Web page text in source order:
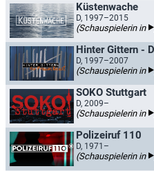
Küstenwache
D, 1997–2015
(Schauspielerin in
Hinter Gittern -
D, 1997–2007
(Schauspielerin in
SOKO Stuttgart
D, 2009–
(Schauspielerin in
Polizeiruf 110
D, 1971–
(Schauspielerin in